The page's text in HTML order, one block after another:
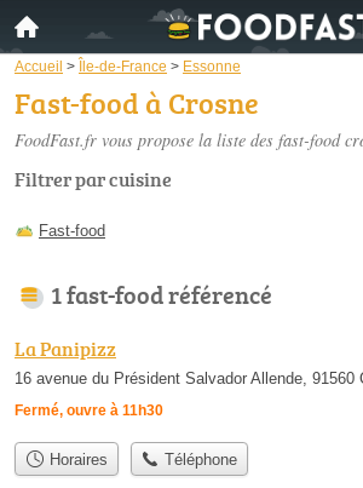
Accueil > Île-de-France > Essonne
Fast-food à Crosne
FoodFast.fr vous propose la liste des fast-food
Filtrer par cuisine
Fast-food
1 fast-food référencé
La Panipizz
16 avenue du Président Salvador Allende, 91560
Fermé, ouvre à 11h30
Horaires Téléphone